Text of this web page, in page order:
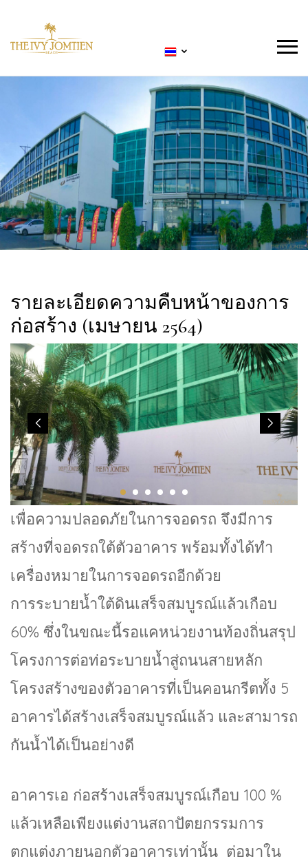
รายละเอียดความคืบหน้าของการ
ก่อสร้าง (เมษายน 2564)
เพื่อความปลอดภัยในการจอดรถ จึงมีการ
สร้างที่จอดรถใต้ตัวอาคาร พร้อมทั้งได้ทำ
เครื่องหมายในการจอดรถอีกด้วย
การระบายน้ำใต้ดินเสร็จสมบูรณ์แล้วเกือบ
60% ซึ่งในขณะนี้รอแคหน่วยงานท้องถิ่นสรุป
โครงการต่อท่อระบายน้ำสู่ถนนสายหลัก
โครงสร้างของตัวอาคารที่เป็นคอนกรีตทั้ง 5
อาคารได้สร้างเสร็จสมบูรณ์แล้ว และสามารถ
กันน้ำได้เป็นอย่างดี
อาคารเอ ก่อสร้างเสร็จสมบูรณ์เกือบ 100 %
แล้วเหลือเพียงแต่งานสถาปัตยกรรมการ
ตกแต่งภายนอกตัวอาคารเท่านั้น ต่อมาใน